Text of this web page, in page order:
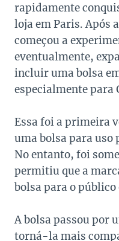
rapidamente
loja em Paris. Após
começou a
eventualmente,
incluir uma bolsa
especialmente para
Essa foi a primeira
uma bolsa para uso
No entanto, foi
permitiu que a
bolsa para o público
A bolsa passou por
torná-la mais